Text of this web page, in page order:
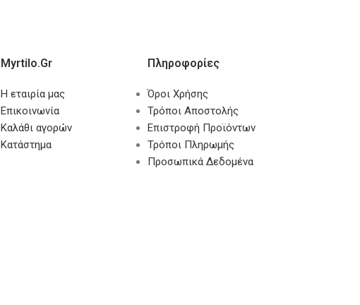
Myrtilo.gr
Η εταιρία μας
Επικοινωνία
Καλάθι αγορών
Κατάστημα
Πληροφορίες
Όροι Χρήσης
Τρόποι Αποστολής
Επιστροφή Προϊόντων
Τρόποι Πληρωμής
Προσωπικά Δεδομένα